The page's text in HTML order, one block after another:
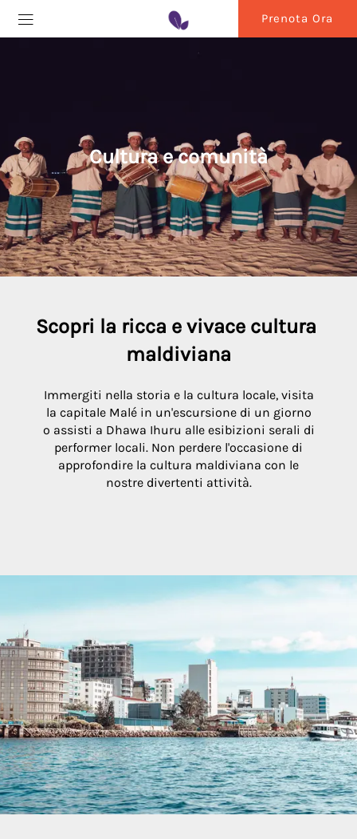
Prenota Ora
Cultura e comunità
Scopri la ricca e vivace cultura
maldiviana
Immergiti nella storia e la cultura locale, visita
la capitale Malé in un'escursione di un giorno
o assisti a Dhawa Ihuru alle esibizioni serali di
performer locali. Non perdere l'occasione di
approfondire la cultura maldiviana con le
nostre divertenti attività.